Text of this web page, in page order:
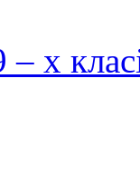
– х